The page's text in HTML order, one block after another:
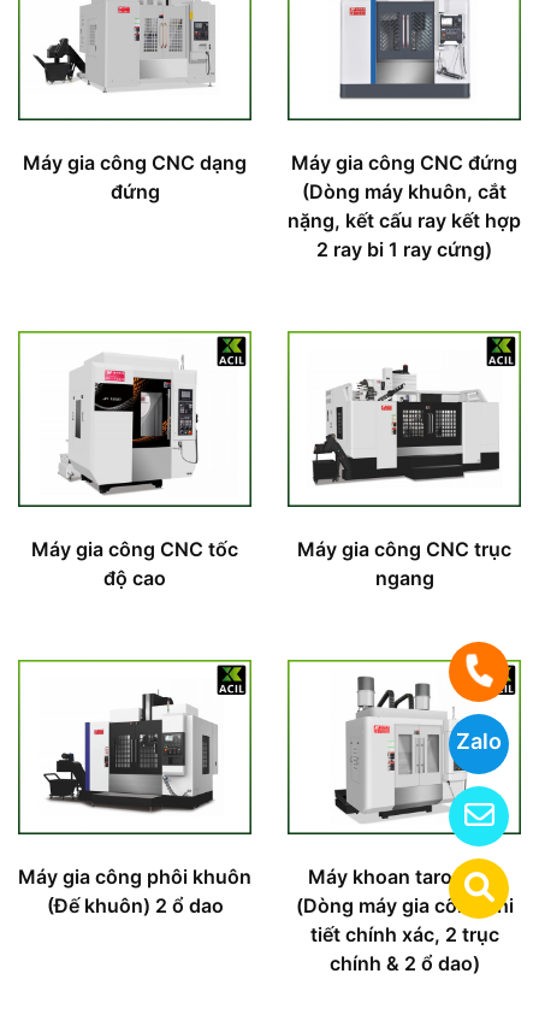
Zalo
Máy gia công CNC dạng
đứng
Máy gia công CNC đứng
(Dòng máy khuôn, cắt
nặng, kết cấu ray kết hợp
2 ray bi 1 ray cứng)
Máy gia công CNC tốc
độ cao
Máy gia công CNC trục
ngang
Máy gia công phôi khuôn
(Đế khuôn) 2 ổ dao
Máy khoan taro CNC
(Dòng máy gia công chi
tiết chính xác, 2 trục
chính & 2 ổ dao)